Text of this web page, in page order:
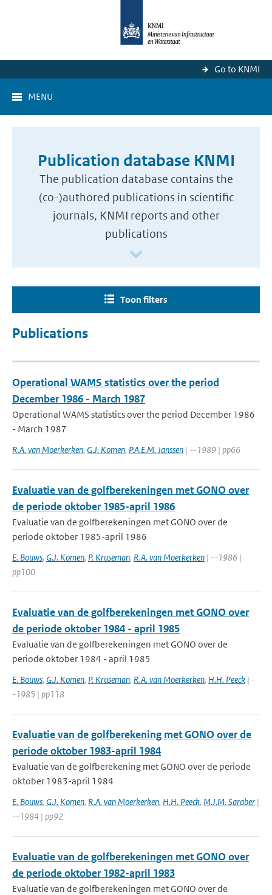
Go to KNMI
MENU
Publication database KNMI
The publication database contains the
(co-)authored publications in scientific
journals, KNMI reports and other
publications
Toon filters
Publications
Operational WAMS statistics over the period
December 1986 - March 1987
Operational WAMS statistics over the period December 1986
- March 1987
R.A. van Moerkerken, G.J. Komen, P.A.E.M. Janssen | --1989 | pp66
Evaluatie van de golfberekeningen met GONO over
de periode oktober 1985-april 1986
Evaluatie van de golfberekeningen met GONO over de
periode oktober 1985-april 1986
E. Bouws, G.J. Komen, P. Kruseman, R.A. van Moerkerken | --1986 |
pp100
Evaluatie van de golfberekeningen met GONO over
de periode oktober 1984 - april 1985
Evaluatie van de golfberekeningen met GONO over de
periode oktober 1984 - april 1985
E. Bouws, G.J. Komen, P. Kruseman, R.A. van Moerkerken, H.H. Peeck | -
-1985 | pp118
Evaluatie van de golfberekening met GONO over de
periode oktober 1983-april 1984
Evaluatie van de golfberekening met GONO over de periode
oktober 1983-april 1984
E. Bouws, G.J. Komen, R.A. van Moerkerken, H.H. Peeck, M.J.M. Saraber |
--1984 | pp92
Evaluatie van de golfberekeningen met GONO over
de periode oktober 1982-april 1983
Evaluatie van de golfberekeningen met GONO over de